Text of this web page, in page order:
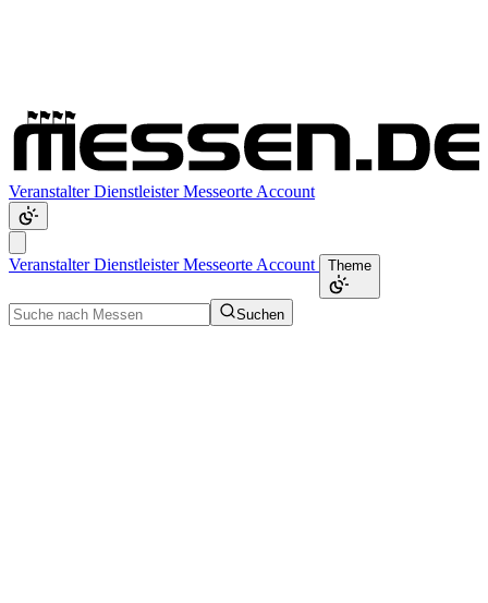
VeranstalterDienstleisterMesseorte Account
VeranstalterDienstleisterMesseorte Account Theme
Suchen